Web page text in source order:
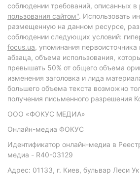
соблюдении требований, описанных в
пользования сайтом". Использовать
размещенную на данном ресурсе,
соблюдении следующих условий:
focus.ua, упоминания
абзаца, объема использования,
превышать 50% от общего объема
изменения заголовка и лида
большего объема текста возможно
получения письменного разрешения
ООО «ФОКУС МЕДИА»
Онлайн-медиа ФОКУС
Идентификатор онлайн-медиа в
медиа - R40-03129
Адрес: 01133, г. Киев, бульвар Леси